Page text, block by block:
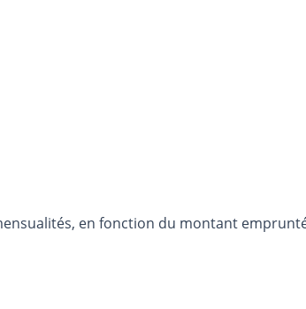
en fonction du montant